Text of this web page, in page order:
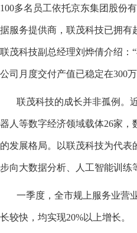
100多名员工依托京东集团股份
据服务提供商，联茂科技已拥有
联茂科技副总经理刘烨倩介绍：
公司月度交付产值已稳定在300
联茂科技的成长并非孤例。近
器人等数字经济领域载体26家
的发展格局。以联茂科技为代
步向大数据分析、人工智能训练
一季度，全市规上服务业营业
长较快，均实现20%以上增长。